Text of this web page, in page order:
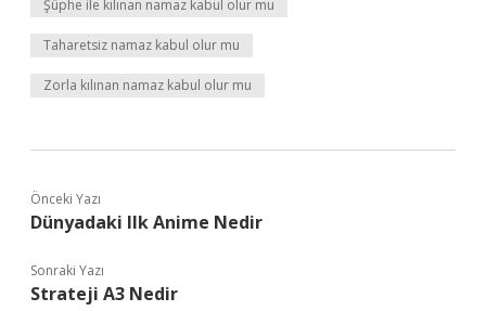
Şüphe ile kılınan namaz kabul olur mu
Taharetsiz namaz kabul olur mu
Zorla kılınan namaz kabul olur mu
Önceki Yazı
Dünyadaki Ilk Anime Nedir
Sonraki Yazı
Strateji A3 Nedir